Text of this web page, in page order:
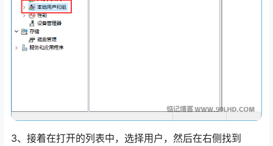
3、接着在打开的列表中，选择用户，然后在右侧找到